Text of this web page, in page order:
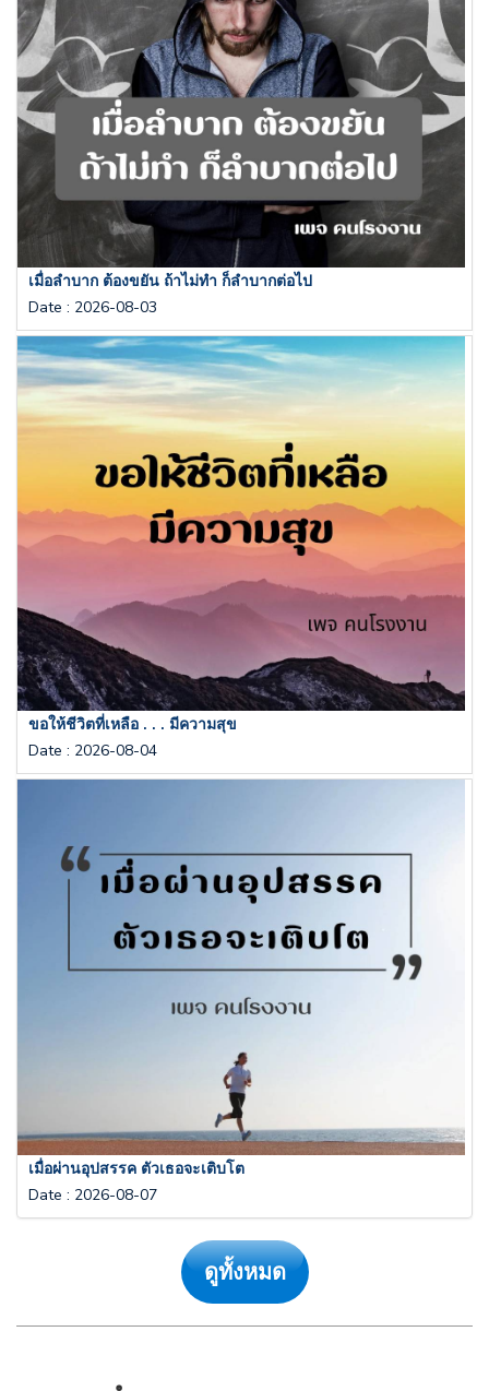
เมื่อลำบาก ต้องขยัน ถ้าไม่ทำ ก็ลำบากต่อไป
Date : 2026-08-03
ขอให้ชีวิตที่เหลือ . . . มีความสุข
Date : 2026-08-04
เมื่อผ่านอุปสรรค ตัวเธอจะเติบโต
Date : 2026-08-07
ดูทั้งหมด